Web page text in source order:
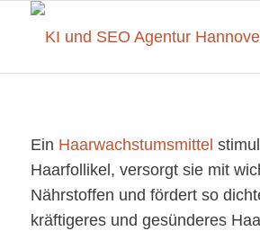
Ein Haarwachstumsmittel
Haarfollikel, versorgt sie mit
Nährstoffen und fördert so
kräftigeres und gesünderes